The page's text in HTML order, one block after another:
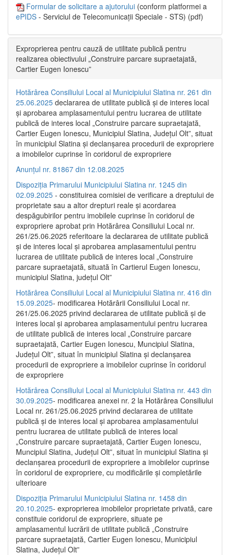
Formular de solicitare a ajutorului (conform platformei a
ePIDS - Serviciul de Telecomunicații Speciale - STS) (pdf)
Exproprierea pentru cauză de utilitate publică pentru
realizarea obiectivului „Construire parcare supraetajată,
Cartier Eugen Ionescu”
Hotărârea Consiliului Local al Municipiului Slatina nr. 261 din
25.06.2025 declararea de utilitate publică și de interes local
și aprobarea amplasamentului pentru lucrarea de utilitate
publică de interes local „Construire parcare supraetajată,
Cartier Eugen Ionescu, Municipiul Slatina, Județul Olt”, situat
în municipiul Slatina și declanșarea procedurii de expropriere
a imobilelor cuprinse în coridorul de expropriere
Anunțul nr. 81867 din 12.08.2025
Dispoziția Primarului Municipiului Slatina nr. 1245 din
02.09.2025 - constituirea comisiei de verificare a dreptului de
proprietate sau a altor drepturi reale și acordarea
despăgubirilor pentru imobilele cuprinse în coridorul de
expropriere aprobat prin Hotărârea Consiliului Local nr.
261/25.06.2025 referitoare la declararea de utilitate publică
și de interes local și aprobarea amplasamentului pentru
lucrarea de utilitate publică de interes local „Construire
parcare supraetajată, situată în Cartierul Eugen Ionescu,
municipiul Slatina, județul Olt”
Hotărârea Consiliului Local al Municipiului Slatina nr. 416 din
15.09.2025- modificarea Hotărârii Consiliului Local nr.
261/25.06.2025 privind declararea de utilitate publică și de
interes local și aprobarea amplasamentului pentru lucrarea
de utilitate publică de interes local „Construire parcare
supraetajată, Cartier Eugen Ionescu, Muncipiul Slatina,
Județul Olt”, situat în municipiul Slatina și declanșarea
procedurii de expropriere a imobilelor cuprinse în coridorul
de expropriere
Hotărârea Consiliului Local al Municipiului Slatina nr. 443 din
30.09.2025- modificarea anexei nr. 2 la Hotărârea Consiliului
Local nr. 261/25.06.2025 privind declararea de utilitate
publică şi de interes local şi aprobarea amplasamentului
pentru lucrarea de utilitate publică de interes local
„Construire parcare supraetajată, Cartier Eugen Ionescu,
Muncipiul Slatina, Judeţul Olt”, situat în municipiul Slatina şi
declanşarea procedurii de expropriere a imobilelor cuprinse
în coridorul de expropriere, cu modificările şi completările
ulterioare
Dispoziția Primarului Municipiului Slatina nr. 1458 din
20.10.2025- exproprierea imobilelor proprietate privată, care
constituie coridorul de expropriere, situate pe
amplasamentul lucrării de utilitate publică „Construire
parcare supraetajată, Cartier Eugen Ionescu, Municipiul
Slatina, Județul Olt”